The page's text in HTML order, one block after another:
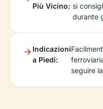
Più Vicino: si
durante
Indicazioni
a Piedi:
seguire